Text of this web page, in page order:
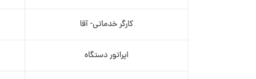
کارگر خدماتی- آقا
اپراتور دستگاه